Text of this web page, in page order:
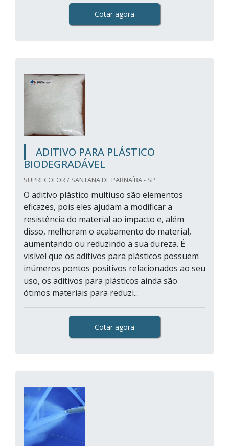
Cotar agora
ADITIVO PARA PLÁSTICO
BIODEGRADÁVEL
SUPRECOLOR / SANTANA DE PARNAÍBA - SP
O aditivo plástico multiuso são elementos
eficazes, pois eles ajudam a modificar a
resistência do material ao impacto e, além
disso, melhoram o acabamento do material,
aumentando ou reduzindo a sua dureza. É
visível que os aditivos para plásticos possuem
inúmeros pontos positivos relacionados ao seu
uso, os aditivos para plásticos ainda são
ótimos materiais para reduzi...
Cotar agora